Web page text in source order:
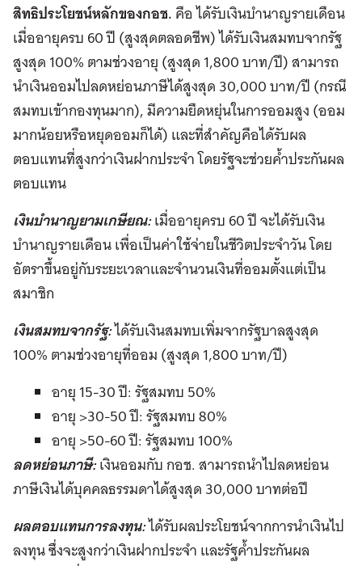
สิทธิประโยชน์หลักของกอช.คือ ได้รับเงินบำนาญรายเดือน
เมื่ออายุครบ 60 ปี (สูงสุดตลอดชีพ) ได้รับเงินสมทบจากรัฐ
สูงสุด 100% ตามช่วงอายุ (สูงสุด 1,800 บาท/ปี) สามารถ
นำเงินออมไปลดหย่อนภาษีได้สูงสุด 30,000 บาท/ปี (กรณี
สมทบเข้ากองทุนมาก), มีความยืดหยุ่นในการออมสูง (ออม
มากน้อยหรือหยุดออมก็ได้) และที่สำคัญคือได้รับผล
ตอบแทนที่สูงกว่าเงินฝากประจำ โดยรัฐจะช่วยค้ำประกันผล
ตอบแทน
เงินบำนาญยามเกษียณ:เมื่ออายุครบ 60 ปี จะได้รับเงิน
บำนาญรายเดือน เพื่อเป็นค่าใช้จ่ายในชีวิตประจำวัน โดย
อัตราขึ้นอยู่กับระยะเวลาและจำนวนเงินที่ออมตั้งแต่เป็น
สมาชิก
เงินสมทบจากรัฐ:ได้รับเงินสมทบเพิ่มจากรัฐบาลสูงสุด
100% ตามช่วงอายุที่ออม (สูงสุด 1,800 บาท/ปี)
อายุ 15-30 ปี: รัฐสมทบ 50%
อายุ >30-50 ปี: รัฐสมทบ 80%
อายุ >50-60 ปี: รัฐสมทบ 100%
ลดหย่อนภาษี:เงินออมกับ กอช. สามารถนำไปลดหย่อน
ภาษีเงินได้บุคคลธรรมดาได้สูงสุด 30,000 บาทต่อปี
ผลตอบแทนการลงทุน:ได้รับผลประโยชน์จากการนำเงินไป
ลงทุน ซึ่งจะสูงกว่าเงินฝากประจำ และรัฐค้ำประกันผล